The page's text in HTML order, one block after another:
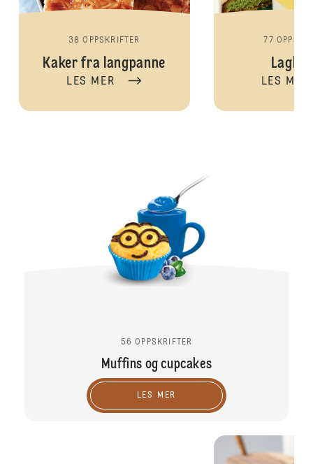
38 OPPSKRIFTER
Kaker fra langpanne
LES MER
77
LES MER
56 OPPSKRIFTER
Muffins og cupcakes
LES MER